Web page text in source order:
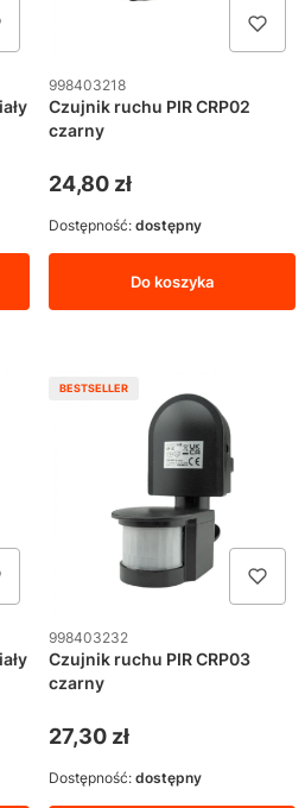
Kod produktu
998403218
Czujnik ruchu PIR CRP02
czarny
Cena
24,80 zł
Do koszyka
Dostępność: dostępny
BESTSELLER
Kod produktu
998403232
Czujnik ruchu PIR CRP03
czarny
Cena
27,30 zł
Dostępność: dostępny